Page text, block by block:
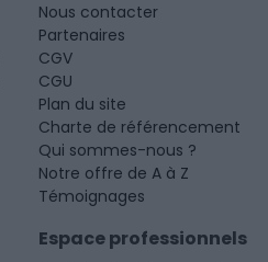
Nous contacter
Partenaires
CGV
CGU
Plan du site
Charte de référencement
Qui sommes-nous ?
Notre offre de A à Z
Témoignages
Espace professionnels